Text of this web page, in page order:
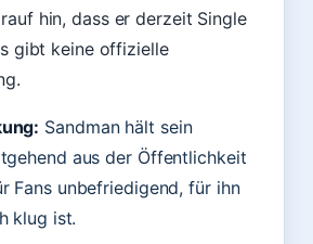
hin, dass er derzeit Single
gibt keine offizielle
Sandman hält sein
aus der Öffentlichkeit
Fans unbefriedigend, für ihn
klug ist.